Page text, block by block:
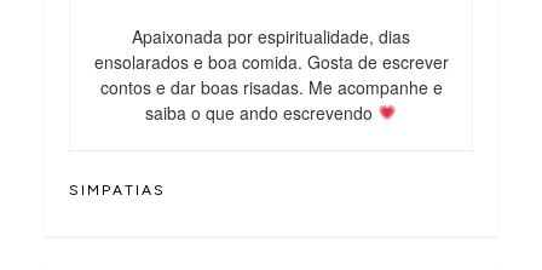
Apaixonada por espiritualidade, dias
ensolarados e boa comida. Gosta de escrever
contos e dar boas risadas. Me acompanhe e
saiba o que ando escrevendo
SIMPATIAS